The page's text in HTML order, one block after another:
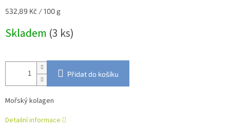
Měrná
532,89 Kč / 100 g
Skladem (3 ks)
Přidat do košíku
Mořský kolagen
Detailní informace